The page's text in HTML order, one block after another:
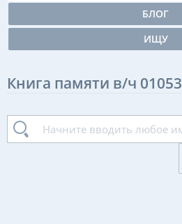
БЛОГ
ИЩУ
Книга памяти в/ч 01053